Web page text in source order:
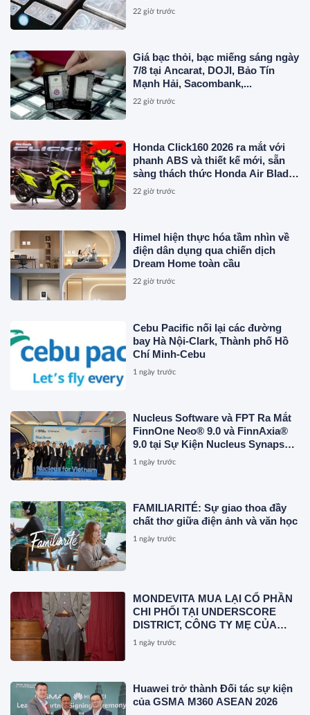
22 giờ trước
Giá bạc thỏi, bạc miếng sáng ngày
7/8 tại Ancarat, DOJI, Bảo Tín
Mạnh Hải, Sacombank,...
22 giờ trước
Honda Click160 2026 ra mắt với
phanh ABS và thiết kế mới, sẵn
sàng thách thức Honda Air Blade
và Yamaha NVX
22 giờ trước
Himel hiện thực hóa tầm nhìn về
điện dân dụng qua chiến dịch
Dream Home toàn cầu
22 giờ trước
Cebu Pacific nối lại các đường
bay Hà Nội-Clark, Thành phố Hồ
Chí Minh-Cebu
1 ngày trước
Nucleus Software và FPT Ra Mắt
FinnOne Neo® 9.0 và FinnAxia®
9.0 tại Sự Kiện Nucleus Synapse
Lần Đầu Tiên tại Việt Nam
1 ngày trước
FAMILIARITÉ: Sự giao thoa đầy
chất thơ giữa điện ảnh và văn học
1 ngày trước
MONDEVITA MUA LẠI CỔ PHẦN
CHI PHỐI TẠI UNDERSCORE
DISTRICT, CÔNG TY MẸ CỦA
MAGLIANO, ĐÁNH DẤU BƯỚC
1 ngày trước
Huawei trở thành Đối tác sự kiện
của GSMA M360 ASEAN 2026